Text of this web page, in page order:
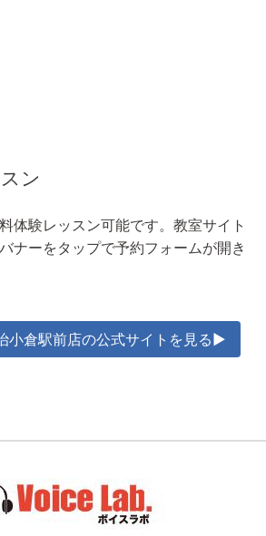
ン
体験レッスン可能です。教室サイト
ナーをタップで予約フォームが開き
小倉駅前店の公式サイトを見る▶